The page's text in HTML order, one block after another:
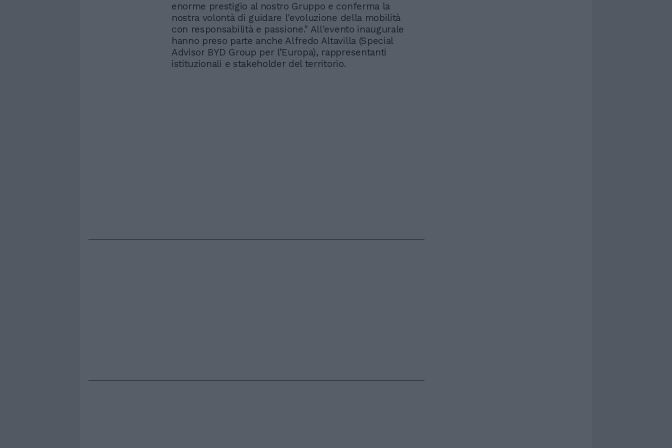
enorme prestigio al nostro Gruppo e conferma la
nostra volontà di guidare l'evoluzione della mobilità
con responsabilità e passione." All'evento inaugurale
hanno preso parte anche Alfredo Altavilla (Special
Advisor BYD Group per l’Europa), rappresentanti
istituzionali e stakeholder del territorio.